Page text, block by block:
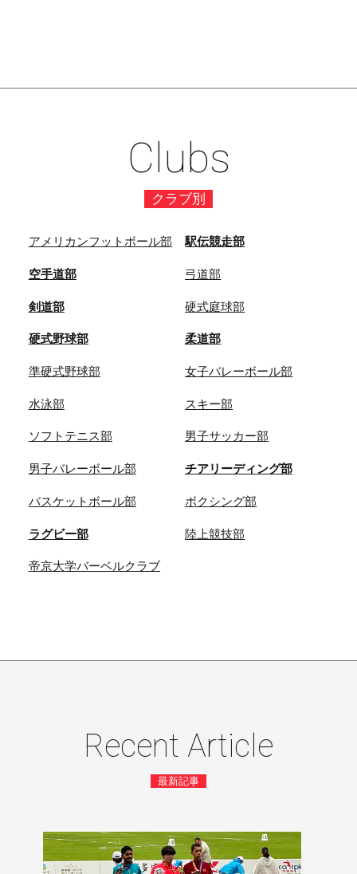
Clubs
クラブ別
アメリカンフットボール部 駅伝競走部
空手道部 弓道部
剣道部 硬式庭球部
硬式野球部 柔道部
準硬式野球部 女子バレーボール部
水泳部 スキー部
ソフトテニス部 男子サッカー部
男子バレーボール部 チアリーディング部
バスケットボール部 ボクシング部
ラグビー部 陸上競技部
帝京大学バーベルクラブ
Recent Article
最新記事